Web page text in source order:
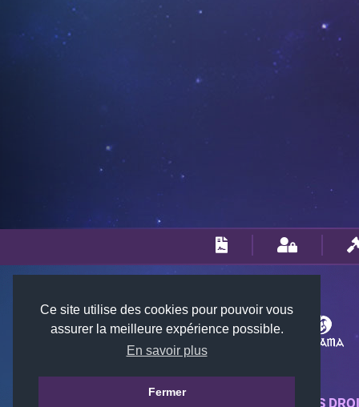
Ce site utilise des cookies pour pouvoir vous
assurer la meilleure expérience possible.
En savoir plus
Fermer
© 2018-2026 KTARENA. TOUS